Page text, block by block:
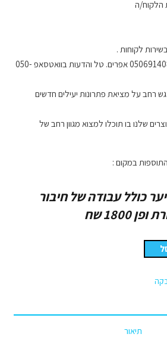
לקוחות .
0543387751 נתנאל.או 0506914080 אפרים. טל והדעות בוואטסאפ 050-
רחב על מציאת פתרונות יעילים חדשים
שלנו בו תוכלו למצוא מגוון רחב של
במקום :
גרם שיער כולל עבודה של חיבור
1800 שח
תיאור